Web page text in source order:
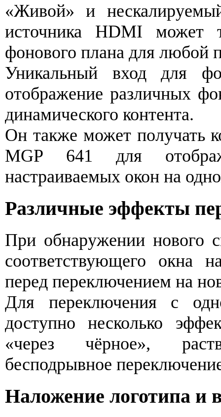
«Живой» и
источника HDMI может
фонового плана для любой
Уникальный вход для
отображение различных
динамического контента.
Он также может получать
MGP 641 для
настраиваемых окон на
Различные эффекты
При обнаружении нового
соответствующего окна
перед переключением на
Для переключения с
доступно несколько
«через чёрное»,
бесподрывное
Наложение логотипа и